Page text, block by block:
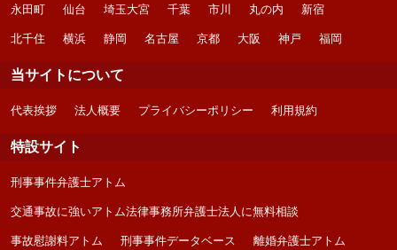
永田町 仙台 埼玉大宮 千葉 市川 丸の内 新宿
北千住 横浜 静岡 名古屋 京都 大阪 神戸 福岡
当サイトについて
代表挨拶 法人概要 プライバシーポリシー 利用規約
特設サイト
刑事事件弁護士アトム
交通事故に強いアトム法律事務所弁護士法人に無料相談
事故慰謝料アトム 刑事事件データベース 離婚弁護士アトム